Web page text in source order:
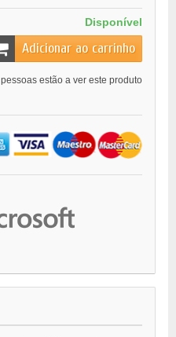
Disponível
Adicionar ao carrinho
pessoas estão a ver este produto